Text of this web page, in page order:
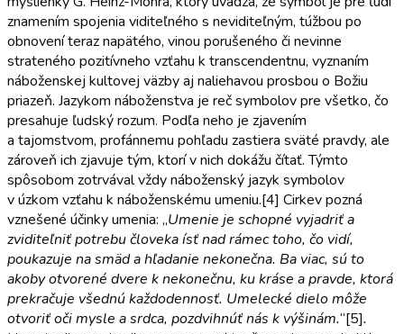
znamením spojenia viditeľného s neviditeľným, túžbou po
obnovení teraz napätého, vinou porušeného či nevinne
strateného pozitívneho vzťahu k transcendentnu, vyznaním
náboženskej kultovej väzby aj naliehavou prosbou o Božiu
priazeň. Jazykom náboženstva je reč symbolov pre všetko, čo
presahuje ľudský rozum. Podľa neho je zjavením
a tajomstvom, profánnemu pohľadu zastiera sväté pravdy, ale
zároveň ich zjavuje tým, ktorí v nich dokážu čítať. Týmto
spôsobom zotrvával vždy náboženský jazyk symbolov
v úzkom vzťahu k náboženskému umeniu.[4] Cirkev pozná
vznešené účinky umenia: „Umenie je schopné vyjadriť a
zviditeľniťpotrebu človeka ísťnad rámec toho, čo vidí,
poukazuje na smäd a hľadanie nekonečna. Ba viac, sú to
akoby otvorené dvere k nekonečnu, ku kráse a pravde, ktorá
prekračuje všednú každodennosť. Umelecké dielo môže
otvoriť oči mysle a srdca, pozdvihnúť nás k výšinám.“[5].